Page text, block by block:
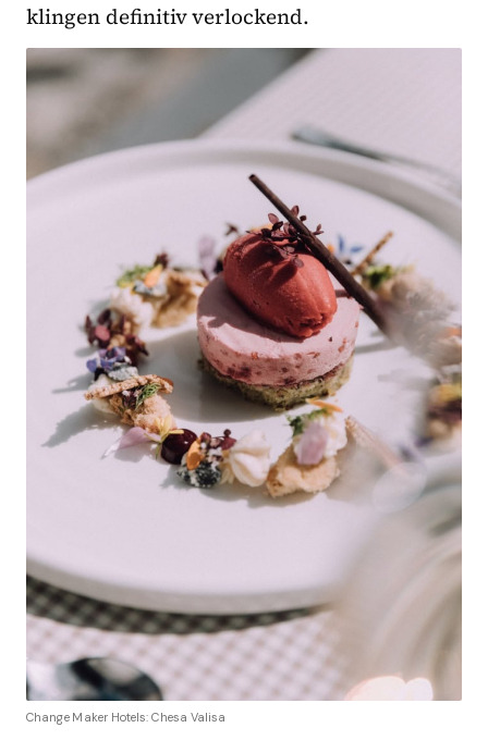
klingen definitiv verlockend.
Change Maker Hotels: Chesa Valisa